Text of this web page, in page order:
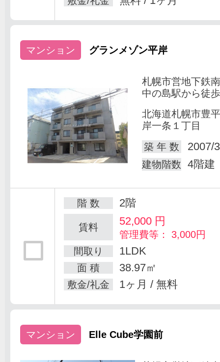
マンション グランメゾン平岸
札幌市営地下鉄
中の島駅から徒
北海道札幌市豊
岸一条１丁目
築 年 数
2007/
建物階数 4階建
階 数 2階
賃料 52,000円
管理費等： 3,000円
間取り
1LDK
面 積 38.97㎡
敷金/礼金 1ヶ月 / 無料
マンション Elle Cube学園前